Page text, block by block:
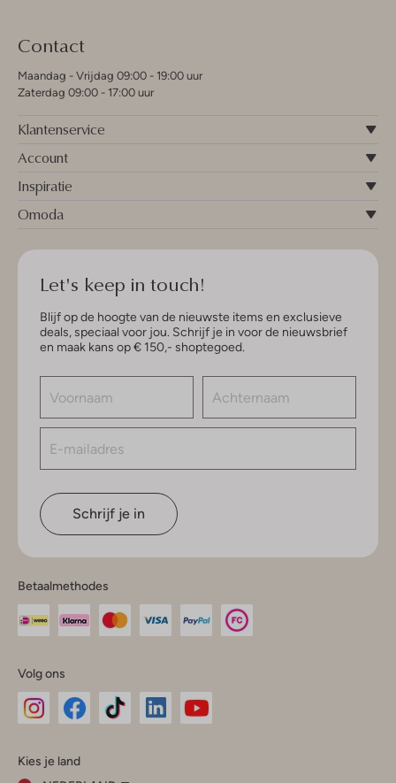
Contact
Maandag - Vrijdag 09:00 - 19:00 uur
Zaterdag 09:00 - 17:00 uur
Klantenservice
Account
Inspiratie
Omoda
Let's keep in touch!
Blijf op de hoogte van de nieuwste items en exclusieve
deals, speciaal voor jou. Schrijf je in voor de nieuwsbrief
en maak kans op € 150,- shoptegoed.
Schrijf je in
Betaalmethodes
Volg ons
InstagramFacebook
Kies je land